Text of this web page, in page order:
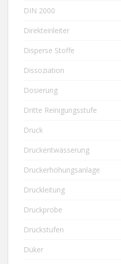
DIN 2000
Direkteinleiter
Disperse Stoffe
Dissoziation
Dosierung
Dritte Reinigungsstufe
Druck
Druckentwässerung
Druckerhöhungsanlage
Druckleitung
Druckprobe
Druckstufen
Düker